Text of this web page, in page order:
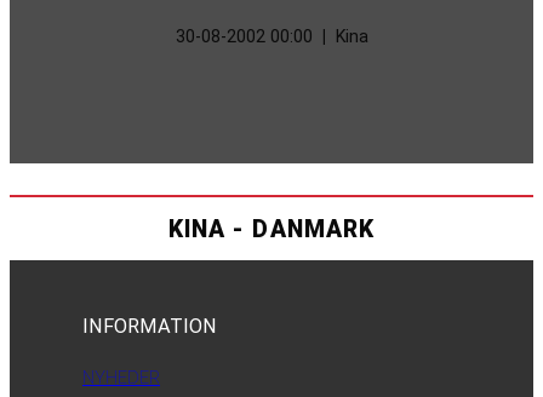
30-08-2002 00:00 Kina
KINA - DANMARK
INFORMATION
NYHEDER